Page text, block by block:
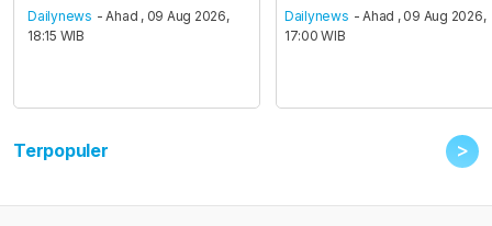
Dailynews - Ahad , 09 Aug 2026,
18:15 WIB
Dailynews - Ahad , 09 Aug 2026,
17:00 WIB
Terpopuler >